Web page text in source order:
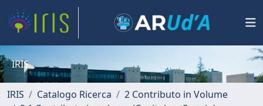
IRIS
IRIS Catalogo Ricerca
2 Contributo in Volume